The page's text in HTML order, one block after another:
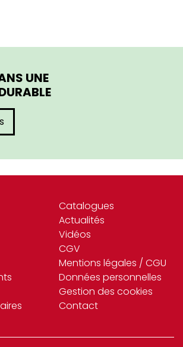
UNE
Catalogues
Actualités
Vidéos
CGV
Mentions légales / CGU
Données personnelles
Gestion des cookies
Contact